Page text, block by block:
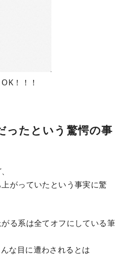
！！！
ったという驚愕の事
がっていたという事実に驚
る系は全てオフにしている筆
な目に遭わされるとは